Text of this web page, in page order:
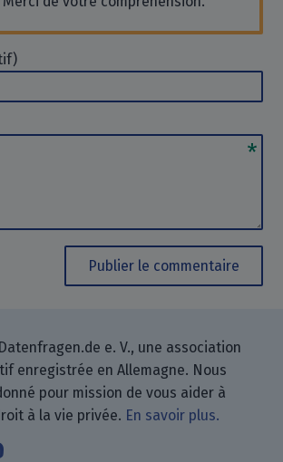
Publier le commentaire
e. V., une association
enregistrée en Allemagne. Nous
pour mission de vous aider à
à la vie privée. En savoir plus.
vous à notre blog en
trouver sur GitHub.
avec nous via Matrix.